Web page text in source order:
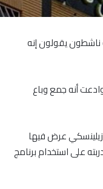
ناشطون يقولون إنه
أنه جمع وباع
زيلينسكي عرض فيها
على استخدام برنامج